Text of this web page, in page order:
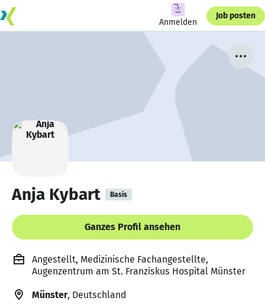
Anmelden
Job posten
Anja Kybart Basis
Ganzes Profil ansehen
Angestellt, Medizinische Fachangestellte,
Augenzentrum am St. Franziskus Hospital Münster
Münster, Deutschland